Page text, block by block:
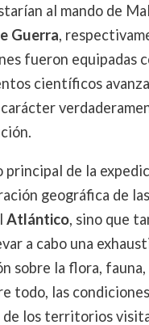
al mando de
Guerra,
fueron equipadas
científicos
principal de la
geográfica de
Atlántico, sino que
a cabo una
sobre la flora, fauna,
todo, las
de los territorios